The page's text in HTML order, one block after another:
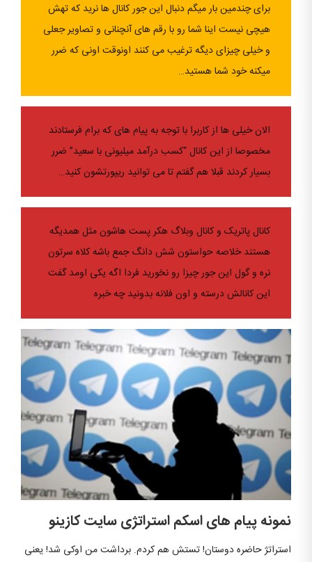
برای چندمین بار میگم دنبال این جور کانال ها نرید که تهش
هیچی نیست اینا شما رو با رقم های آنچنانی و تصاویر جعلی
و خیلی چیزای دیگه ترغیب می کنند اونوقت اونی که ضرر
میکنه خود شما هستید…
الان خیلی ها از کاربرا با توجه به پیام های که برام فرستادند
مخصوصا از این کانال “کسب درآمد میلیونی با سعید” ضرر
بسیار کردند قبلا هم گفتم تا می توانید ریپورتشون کنید…
کانال پاتریک و کانال وبلاگ هکر پست هاشون مثل همدیگه
هستند خلاصه حواستون شش دانگ جمع باشه کلاه سرتون
نره و گول این جور چیزا رو نخورید فردا اگه یکی اومد گفت
این کانالش درسته و اون فلانه بدونید چه خبره
نمونه پیام های اسکم استراتژی سایت کازینو
استراتژ حاضره دوستان! تستش هم كردم. برداشت من اوکی شد! یعنی